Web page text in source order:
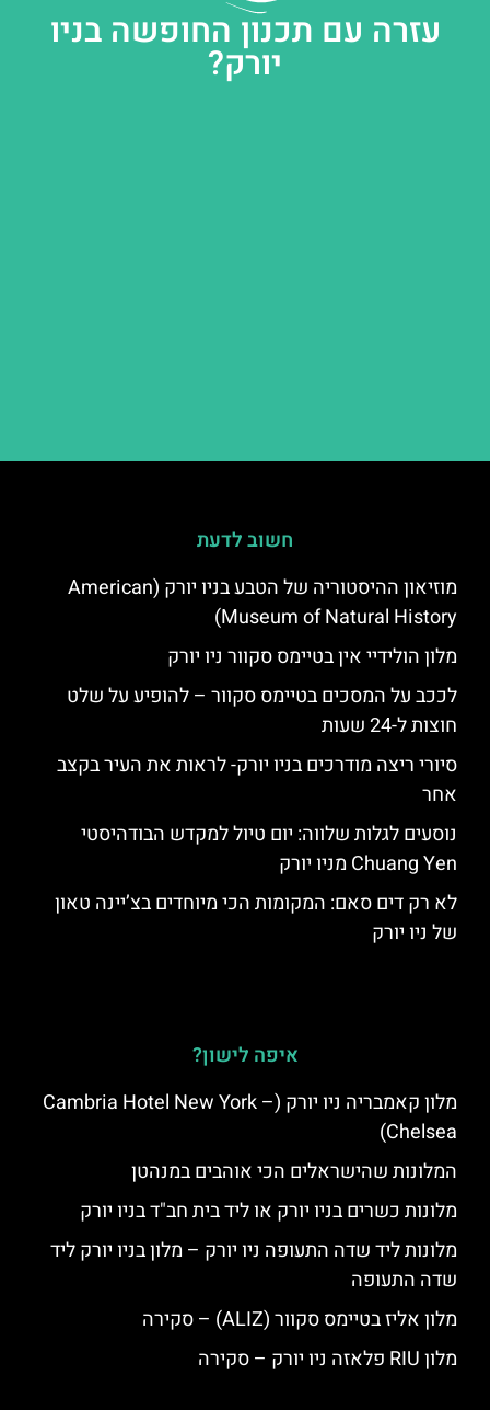
עזרה עם תכנון החופשה בניו
יורק?
חשוב לדעת
מוזיאון ההיסטוריה של הטבע בניו יורק (American
Museum of Natural History)
מלון הולידיי אין בטיימס סקוור ניו יורק
לככב על המסכים בטיימס סקוור – להופיע על שלט
חוצות ל-24 שעות
סיורי ריצה מודרכים בניו יורק- לראות את העיר בקצב
אחר
נוסעים לגלות שלווה: יום טיול למקדש הבודהיסטי
Chuang Yen מניו יורק
לא רק דים סאם: המקומות הכי מיוחדים בצ’יינה טאון
של ניו יורק
איפה לישון?
מלון קאמבריה ניו יורק (Cambria Hotel New York –
Chelsea)
המלונות שהישראלים הכי אוהבים במנהטן
מלונות כשרים בניו יורק או ליד בית חב"ד בניו יורק
מלונות ליד שדה התעופה ניו יורק – מלון בניו יורק ליד
שדה התעופה
מלון אליז בטיימס סקוור (ALIZ) – סקירה
מלון RIU פלאזה ניו יורק – סקירה